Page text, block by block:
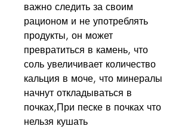
важно следить за своим
рационом и не употреблять
продукты, он может
превратиться в камень, что
соль увеличивает количество
кальция в моче, что минералы
начнут откладываться в
почках,При песке в почках что
нельзя кушать